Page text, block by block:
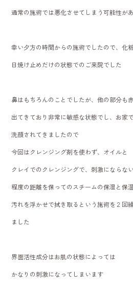
通常の施術では悪化させてしまう可能性が
幸い夕方の時間からの施術でしたので、化
日焼け止めだけの状態でのご来院でした
鼻はもちろんのことでしたが、他の部分も
出てきており非常に敏感な状態でし、お家
洗顔されてきましたので
今回はクレンジング剤を使わず、オイルと
クレイでのクレンジングで、刺激にならない
程度の距離を保ってのスチームの保湿と保
汚れを浮かせで拭き取るという施術を２回
ました
界面活性成分はお肌の状態によっては
かなりの刺激になってしまいます